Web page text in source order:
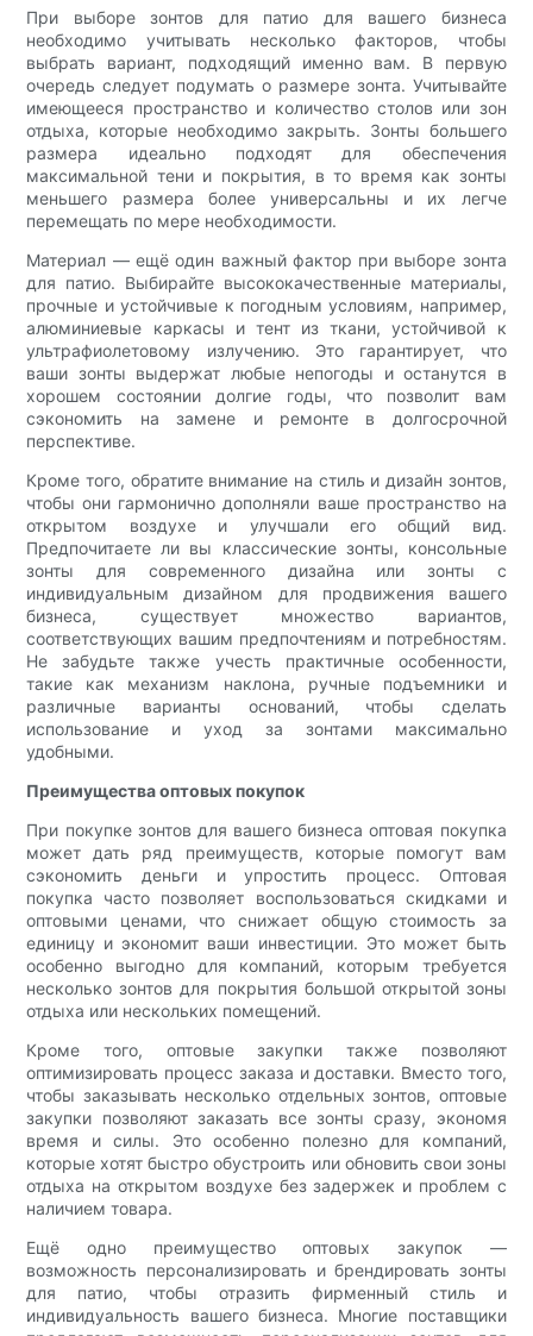
При выборе зонтов для патио для вашего бизнеса
необходимо учитывать несколько факторов, чтобы
выбрать вариант, подходящий именно вам. В первую
очередь следует подумать о размере зонта. Учитывайте
имеющееся пространство и количество столов или зон
отдыха, которые необходимо закрыть. Зонты большего
размера идеально подходят для обеспечения
максимальной тени и покрытия, в то время как зонты
меньшего размера более универсальны и их легче
перемещать по мере необходимости.
Материал — ещё один важный фактор при выборе зонта
для патио. Выбирайте высококачественные материалы,
прочные и устойчивые к погодным условиям, например,
алюминиевые каркасы и тент из ткани, устойчивой к
ультрафиолетовому излучению. Это гарантирует, что
ваши зонты выдержат любые непогоды и останутся в
хорошем состоянии долгие годы, что позволит вам
сэкономить на замене и ремонте в долгосрочной
перспективе.
Кроме того, обратите внимание на стиль и дизайн зонтов,
чтобы они гармонично дополняли ваше пространство на
открытом воздухе и улучшали его общий вид.
Предпочитаете ли вы классические зонты, консольные
зонты для современного дизайна или зонты с
индивидуальным дизайном для продвижения вашего
бизнеса, существует множество вариантов,
соответствующих вашим предпочтениям и потребностям.
Не забудьте также учесть практичные особенности,
такие как механизм наклона, ручные подъемники и
различные варианты оснований, чтобы сделать
использование и уход за зонтами максимально
удобными.
Преимущества оптовых покупок
При покупке зонтов для вашего бизнеса оптовая покупка
может дать ряд преимуществ, которые помогут вам
сэкономить деньги и упростить процесс. Оптовая
покупка часто позволяет воспользоваться скидками и
оптовыми ценами, что снижает общую стоимость за
единицу и экономит ваши инвестиции. Это может быть
особенно выгодно для компаний, которым требуется
несколько зонтов для покрытия большой открытой зоны
отдыха или нескольких помещений.
Кроме того, оптовые закупки также позволяют
оптимизировать процесс заказа и доставки. Вместо того,
чтобы заказывать несколько отдельных зонтов, оптовые
закупки позволяют заказать все зонты сразу, экономя
время и силы. Это особенно полезно для компаний,
которые хотят быстро обустроить или обновить свои зоны
отдыха на открытом воздухе без задержек и проблем с
наличием товара.
Ещё одно преимущество оптовых закупок —
возможность персонализировать и брендировать зонты
для патио, чтобы отразить фирменный стиль и
индивидуальность вашего бизнеса. Многие поставщики